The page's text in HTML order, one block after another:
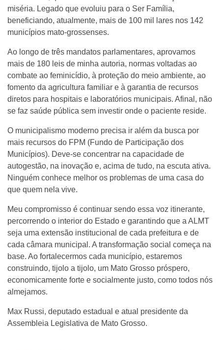
miséria. Legado que evoluiu para o Ser Família,
beneficiando, atualmente, mais de 100 mil lares nos 142
municípios mato-grossenses.
Ao longo de três mandatos parlamentares, aprovamos
mais de 180 leis de minha autoria, normas voltadas ao
combate ao feminicídio, à proteção do meio ambiente, ao
fomento da agricultura familiar e à garantia de recursos
diretos para hospitais e laboratórios municipais. Afinal, não
se faz saúde pública sem investir onde o paciente reside.
O municipalismo moderno precisa ir além da busca por
mais recursos do FPM (Fundo de Participação dos
Municípios). Deve-se concentrar na capacidade de
autogestão, na inovação e, acima de tudo, na escuta ativa.
Ninguém conhece melhor os problemas de uma casa do
que quem nela vive.
Meu compromisso é continuar sendo essa voz itinerante,
percorrendo o interior do Estado e garantindo que a ALMT
seja uma extensão institucional de cada prefeitura e de
cada câmara municipal. A transformação social começa na
base. Ao fortalecermos cada município, estaremos
construindo, tijolo a tijolo, um Mato Grosso próspero,
economicamente forte e socialmente justo, como todos nós
almejamos.
Max Russi, deputado estadual e atual presidente da
Assembleia Legislativa de Mato Grosso.